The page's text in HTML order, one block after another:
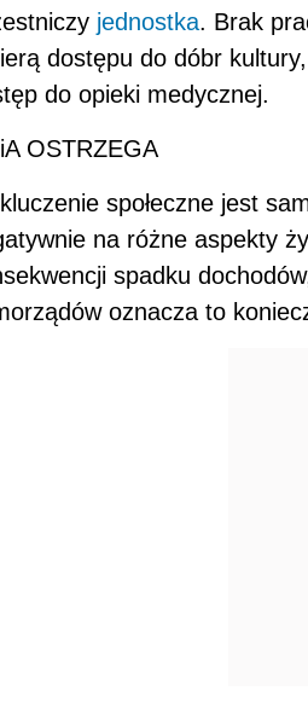
jednostka. Brak
dostępu do dóbr
do opieki medycznej.
OSTRZEGA
społeczne jest
na różne aspekty
spadku
oznacza to